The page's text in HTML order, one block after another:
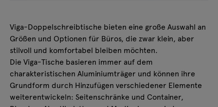
Viga-Doppelschreibtische bieten eine große Auswahl an
Größen und Optionen für Büros, die zwar klein, aber
stilvoll und komfortabel bleiben möchten.
Die Viga-Tische basieren immer auf dem
charakteristischen Aluminiumträger und können ihre
Grundform durch Hinzufügen verschiedener Elemente
weiterentwickeln: Seitenschränke und Container,